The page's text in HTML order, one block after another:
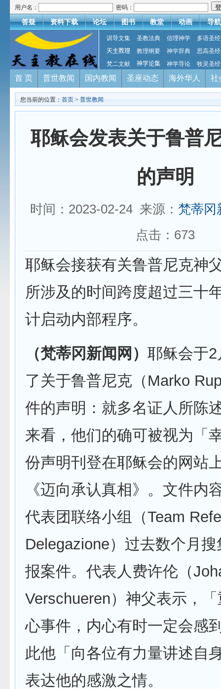
用户名： 密码：
答疑 资料下载 论坛 图书 教堂 动画 导航
训导文集 圣教法典 信理神学
多语圣经
天主教理
教理纲要 神学辞典
思高圣经
梵二文献
神学论集 神学导论 牧灵圣经
首 页 普世教闻 国内教闻 圣座动态 海外华人 社
您当前的位置： 首页 > 普世教闻
耶稣会发表关于鲁普
的声明
时间：2023-02-24 来源： 梵蒂冈
点击： 673
耶稣会接获有关鲁普尼克神
所涉及的时间跨度超过三十
计启动内部程序。
（梵蒂冈新闻网） 耶稣会于
了关于鲁普尼克（Marko
件的声明：就多名证人所陈
来看，他们的确可被视为「
份声明刊登在耶稣会的网站
《迈向承认真相》。文件内
代表团联络小组（Team
Delegazione）过去数个月
报案件。代表人费许伦（
Verschueren）神父表示，
心事件，内心有时一定会感
此他「向各位有力量讲述自
表达他的感激之情。